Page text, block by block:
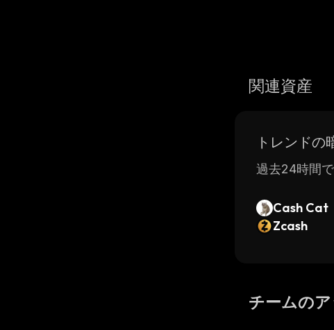
関連資産
トレンドの
過去24時間
Cash Cat
Zcash
チームの